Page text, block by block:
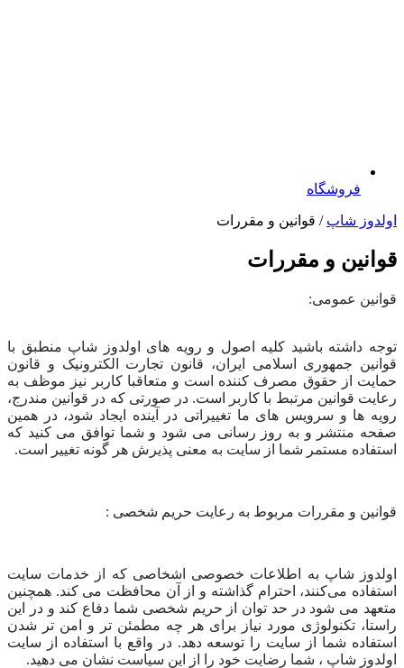
فروشگاه
اولدوز شاپ / قوانین و مقررات
قوانین و مقررات
قوانین عمومی:
توجه داشته باشید کلیه اصول و رویه‏‌ های اولدوز شاپ منطبق با
قوانین جمهوری اسلامی ایران، قانون تجارت الکترونیک و قانون
حمایت از حقوق مصرف کننده است و متعاقبا کاربر نیز موظف به
رعایت قوانین مرتبط با کاربر است. در صورتی که در قوانین مندرج،
رویه‏‌ ها و سرویس‏‌ های ما تغییراتی در آینده ایجاد شود، در همین
صفحه منتشر و به روز رسانی می شود و شما توافق می ‏‌کنید که
استفاده مستمر شما از سایت به معنی پذیرش هر گونه تغییر است.
قوانين و مقررات مربوط به رعايت حريم شخصی :
اولدوز شاپ به اطلاعات خصوصی اشخاصى که از خدمات سایت
استفاده می‏‌کنند، احترام گذاشته و از آن محافظت می‏‌ کند. همچنین
متعهد می ‏‌شود در حد توان از حریم شخصی شما دفاع کند و در این
راستا، تکنولوژی مورد نیاز برای هر چه مطمئن ‏‌تر و امن ‏‌تر شدن
استفاده شما از سایت را توسعه دهد. در واقع با استفاده از سایت
اولدوز شاپ ، شما رضایت خود را از این سیاست نشان می‏‌ دهید.